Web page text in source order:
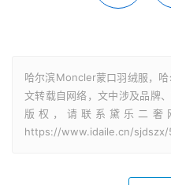
哈尔滨Moncler蒙口羽绒服，
文转载自网络，文中涉及品牌
版权，请联系黛乐二奢
https://www.idaile.cn/sjdszx/